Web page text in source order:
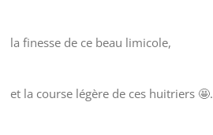
la finesse de ce beau limicole,
et la course légère de ces huitriers 🤩.